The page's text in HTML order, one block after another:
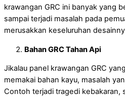
krawangan GRC ini banyak yang
sampai terjadi masalah pada
merusakkan keseluruhan
Bahan GRC Tahan Api
Jikalau panel krawangan GRC
memakai bahan kayu, masalah
Contoh terjadi tragedi kebakaran,